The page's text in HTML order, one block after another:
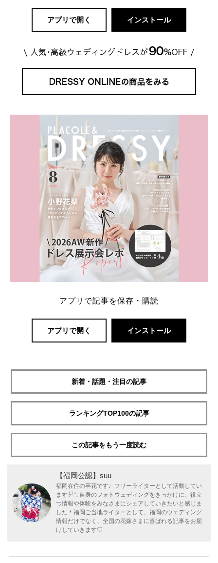
アプリで開く インストール
アプリで記事を保存・購読
アプリで開く インストール
新着・話題・注目の記事
ランキングTOP100の記事
この記事をもう一度読む
【福岡公認】suu
福岡在住の卒花です♩フリーライターとして活動してい
ます𓍯*｡自身のフォトウェディングをきっかけに、役立
つ情報や体験をみなさまにシェアしていきたいと感じま
した＊福岡ご当地ライターとして、福岡のウェディング
情報だけでなく、全国の花嫁さまに喜ばれる記事をお届
けしていきます♡